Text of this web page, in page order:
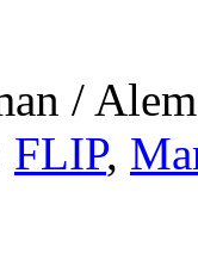
/
FLIP,